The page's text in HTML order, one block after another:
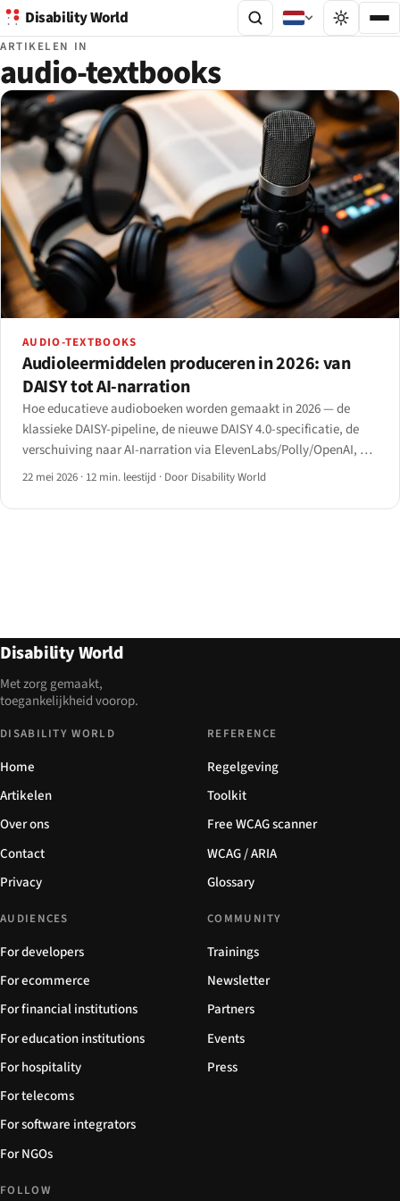
Disability World
ARTIKELEN IN
audio-textbooks
AUDIO-TEXTBOOKS
Audioleermiddelen produceren in 2026: van
DAISY tot AI-narration
Hoe educatieve audioboeken worden gemaakt in 2026 — de
klassieke DAISY-pipeline, de nieuwe DAISY 4.0-specificatie, de
verschuiving naar AI-narration via ElevenLabs/Polly/OpenAI, en
de kosten-kwaliteitsafweging die een leerboek van een podcast
22 mei 2026 · 12 min. leestijd · Door Disability World
Disability World
Met zorg gemaakt,
toegankelijkheid voorop.
DISABILITY WORLD
Home
Artikelen
Over ons
Contact
Privacy
REFERENCE
Regelgeving
Toolkit
Free WCAG scanner
WCAG / ARIA
Glossary
AUDIENCES
For developers
For ecommerce
For financial institutions
For education institutions
For hospitality
For telecoms
For software integrators
For NGOs
COMMUNITY
Trainings
Newsletter
Partners
Events
Press
FOLLOW